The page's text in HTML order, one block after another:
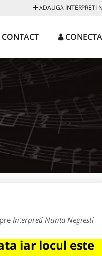
ADAUGA INTERPRETI
CONTACT
Interpreti Nunta Negresti
iar locul este